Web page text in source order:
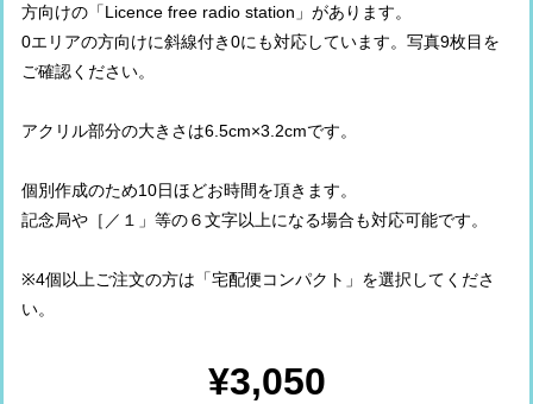
方向けの「Licence free radio station」があります。
0エリアの方向けに斜線付き0にも対応しています。写真9枚目を
ご確認ください。
アクリル部分の大きさは6.5cm×3.2cmです。
個別作成のため10日ほどお時間を頂きます。
記念局や［／１」等の６文字以上になる場合も対応可能です。
※4個以上ご注文の方は「宅配便コンパクト」を選択してくださ
い。
¥3,050